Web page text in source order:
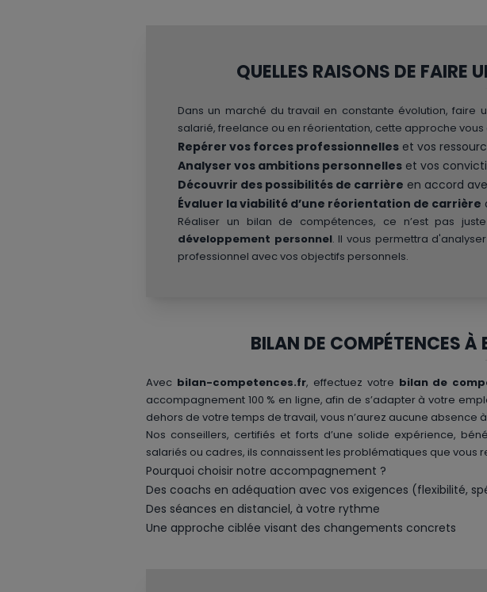
QUELLES RAISONS DE FAIRE
Dans un marché du travail en constante évolution, faire
salarié, freelance ou en réorientation, cette approche
Repérer vos forces professionnelles et vos
Analyser vos ambitions personnelles et vos
Découvrir des possibilités de carrière en accord
Évaluer la viabilité d’une réorientation de carrière
Réaliser un bilan de compétences, ce n’est pas
développement personnel. Il vous permettra
professionnel avec vos objectifs personnels.
BILAN DE COMPÉTENCES
Avec bilan-competences.fr, effectuez votre bilan de
accompagnement 100 % en ligne, afin de s’adapter à votre
dehors de votre temps de travail, vous n’aurez aucune absence
Nos conseillers, certifiés et forts d’une solide expérience,
salariés ou cadres, ils connaissent les problématiques que
Pourquoi choisir notre accompagnement ?
Des coachs en adéquation avec vos exigences (flexibilité,
Des séances en distanciel, à votre rythme
Une approche ciblée visant des changements concrets